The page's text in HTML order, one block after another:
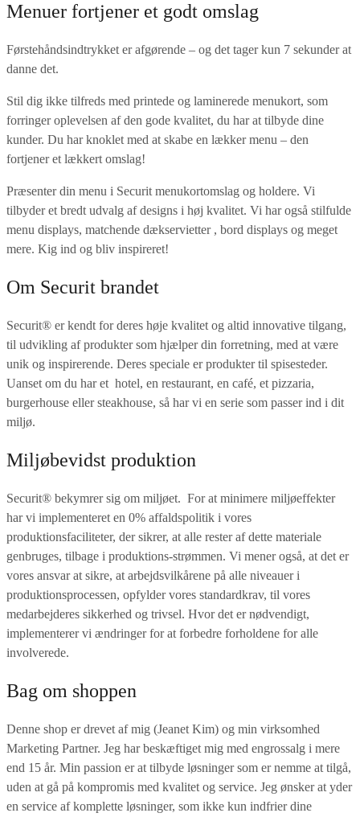
Menuer fortjener et godt omslag
Førstehåndsindtrykket er afgørende – og det tager kun 7 sekunder at
danne det.
Stil dig ikke tilfreds med printede og laminerede menukort, som
forringer oplevelsen af den gode kvalitet, du har at tilbyde dine
kunder. Du har knoklet med at skabe en lækker menu – den
fortjener et lækkert omslag!
Præsenter din menu i Securit menukortomslag og holdere. Vi
tilbyder et bredt udvalg af designs i høj kvalitet. Vi har også stilfulde
menu displays, matchende dækservietter , bord displays og meget
mere. Kig ind og bliv inspireret!
Om Securit brandet
Securit® er kendt for deres høje kvalitet og altid innovative tilgang,
til udvikling af produkter som hjælper din forretning, med at være
unik og inspirerende. Deres speciale er produkter til spisesteder.
Uanset om du har et hotel, en restaurant, en café, et pizzaria,
burgerhouse eller steakhouse, så har vi en serie som passer ind i dit
miljø.
Miljøbevidst produktion
Securit® bekymrer sig om miljøet. For at minimere miljøeffekter
har vi implementeret en 0% affaldspolitik i vores
produktionsfaciliteter, der sikrer, at alle rester af dette materiale
genbruges, tilbage i produktions-strømmen. Vi mener også, at det er
vores ansvar at sikre, at arbejdsvilkårene på alle niveauer i
produktionsprocessen, opfylder vores standardkrav, til vores
medarbejderes sikkerhed og trivsel. Hvor det er nødvendigt,
implementerer vi ændringer for at forbedre forholdene for alle
involverede.
Bag om shoppen
Denne shop er drevet af mig (Jeanet Kim) og min virksomhed
Marketing Partner. Jeg har beskæftiget mig med engrossalg i mere
end 15 år. Min passion er at tilbyde løsninger som er nemme at tilgå,
uden at gå på kompromis med kvalitet og service. Jeg ønsker at yder
en service af komplette løsninger, som ikke kun indfrier dine